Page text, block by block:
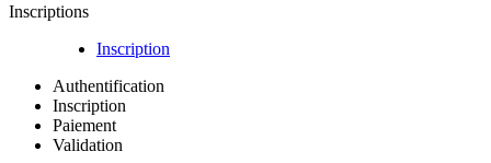
Inscriptions
Inscription
Authentification
Inscription
Paiement
Validation